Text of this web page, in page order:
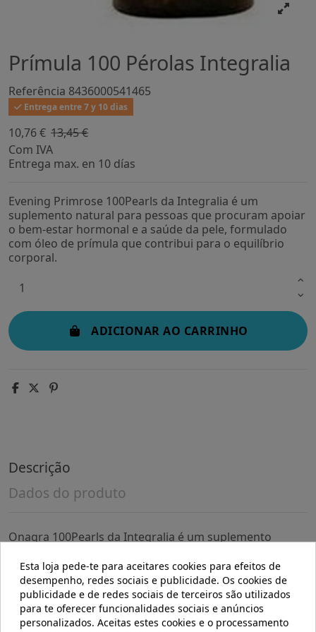
Prímula 100 Pérolas Integralia
Referência 8436000541465
Entrega entre 7 y 10 dias
10,76 € 13,45 €
Com IVA
Entrega max. en 10 días
Evening Primrose 100Pearls da Integralia é um
suplemento natural para pessoas que procuram apoiar
o bem-estar hormonal e a saúde da pele, formulado
com óleo de prímula que contribui para o equilíbrio
corporal.
ADICIONAR AO CARRINHO
Descrição
Dados do produto
Onagra 100Pearls da Integralia é um suplemento
seu bem-estar diário com ingredientes naturais. Sua
formulação foi desenvolvida para quem deseja manter
o equilíbrio na rotina de cuidados pessoais.
- Contém pérolas que facilitam uma dosagem
Esta loja pede-te para aceitares cookies para efeitos de
desempenho, redes sociais e publicidade. Os cookies de
publicidade e de redes sociais de terceiros são utilizados
para te oferecer funcionalidades sociais e anúncios
personalizados. Aceitas estes cookies e o processamento